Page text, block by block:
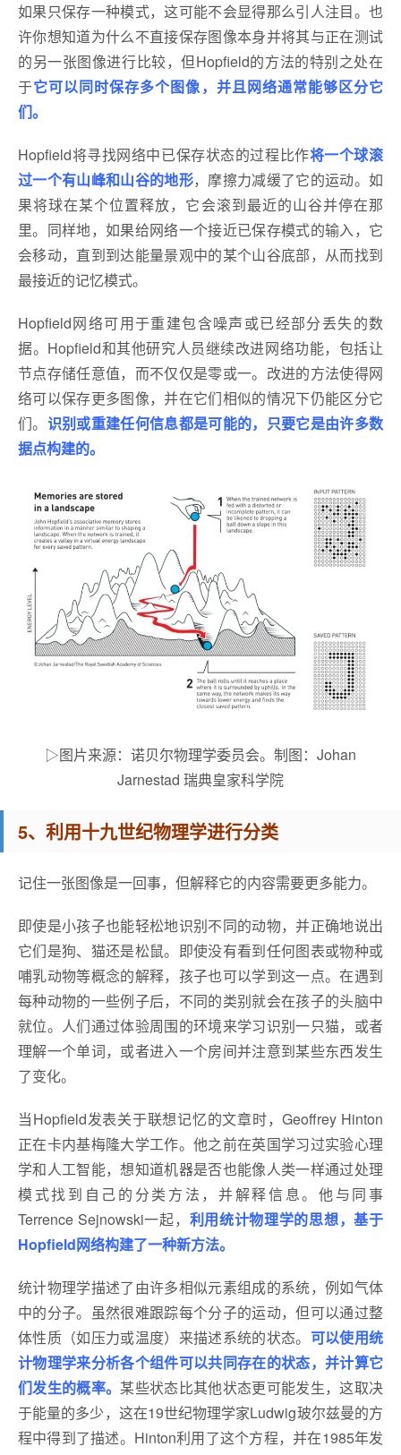
如果只保存一种模式，这可能不会显得那么引人注目。也
许你想知道为什么不直接保存图像本身并将其与正在测试
的另一张图像进行比较，但Hopfield的方法的特别之处在
于它可以同时保存多个图像，并且网络通常能够区分它
们。
Hopfield将寻找网络中已保存状态的过程比作将一个球滚
过一个有山峰和山谷的地形，摩擦力减缓了它的运动。如
果将球在某个位置释放，它会滚到最近的山谷并停在那
里。同样地，如果给网络一个接近已保存模式的输入，它
会移动，直到到达能量景观中的某个山谷底部，从而找到
最接近的记忆模式。
Hopfield网络可用于重建包含噪声或已经部分丢失的数
据。Hopfield和其他研究人员继续改进网络功能，包括让
节点存储任意值，而不仅仅是零或一。改进的方法使得网
络可以保存更多图像，并在它们相似的情况下仍能区分它
们。 识别或重建任何信息都是可能的，只要它是由许多数
据点构建的。
▷图片来源：诺贝尔物理学委员会。制图：Johan
Jarnestad 瑞典皇家科学院
5、利用十九世纪物理学进行分类
记住一张图像是一回事，但解释它的内容需要更多能力。
即使是小孩子也能轻松地识别不同的动物，并正确地说出
它们是狗、猫还是松鼠。即使没有看到任何图表或物种或
哺乳动物等概念的解释，孩子也可以学到这一点。在遇到
每种动物的一些例子后，不同的类别就会在孩子的头脑中
就位。人们通过体验周围的环境来学习识别一只猫，或者
理解一个单词，或者进入一个房间并注意到某些东西发生
了变化。
当Hopfield发表关于联想记忆的文章时，Geoffrey Hinton
正在卡内基梅隆大学工作。他之前在英国学习过实验心理
学和人工智能，想知道机器是否也能像人类一样通过处理
模式找到自己的分类方法，并解释信息。他与同事
Terrence Sejnowski一起， 利用统计物理学的思想，基于
Hopfield网络构建了一种新方法。
统计物理学描述了由许多相似元素组成的系统，例如气体
中的分子。虽然很难跟踪每个分子的运动，但可以通过整
体性质（如压力或温度）来描述系统的状态。 可以使用统
计物理学来分析各个组件可以共同存在的状态，并计算它
们发生的概率。 某些状态比其他状态更可能发生，这取决
于能量的多少，这在19世纪物理学家Ludwig玻尔兹曼的方
程中得到了描述。Hinton利用了这个方程，并在1985年发